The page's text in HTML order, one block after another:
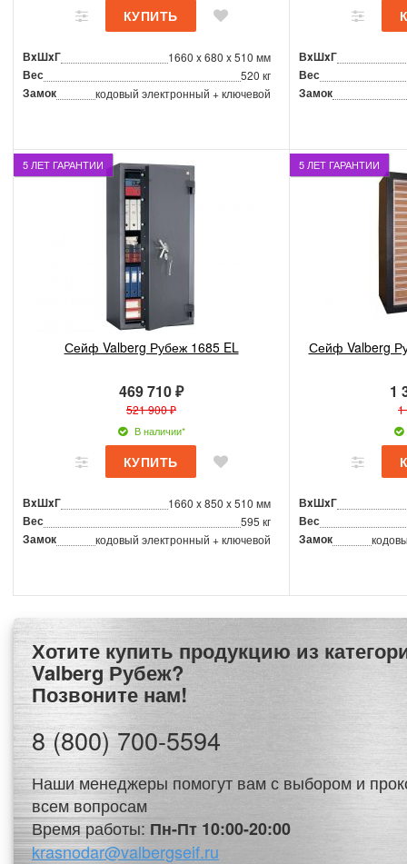
ВxШxГ 1660 x 680 x 510 мм
Вес 520 кг
Замок кодовый электронный + ключевой
ВxШxГ
Вес
Замок
5 ЛЕТ ГАРАНТИИ
Сейф Valberg Рубеж 1685 EL
469 710 ₽
521 900 ₽
В наличии*
ВxШxГ 1660 x 850 x 510 мм
Вес 595 кг
Замок кодовый электронный + ключевой
5 ЛЕТ ГАРАНТИИ
Сейф Valberg
1
1
ВxШxГ
Вес
Замок
Хотите купить продукцию из категории Сейфы
Valberg Рубеж?
Позвоните нам!
8 (800) 700-5594
Наши менеджеры помогут вам с выбором и
всем вопросам
Время работы: Пн-Пт 10:00-20:00
krasnodar@valbergseif.ru